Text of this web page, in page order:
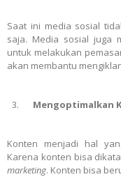
Saat ini media sosial
saja. Media sosial juga
untuk melakukan
akan membantu
Mengoptimalkan
Konten menjadi hal
Karena konten bisa
marketing. Konten bisa